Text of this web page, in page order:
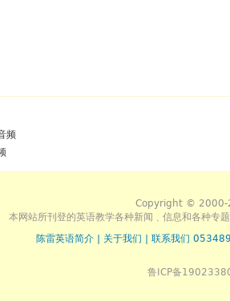
频
Copyright © 2000-
本网站所刊登的英语教学各种新闻﹑信息和各种专
陈雷英语简介
关于我们 联系我们
鲁ICP备